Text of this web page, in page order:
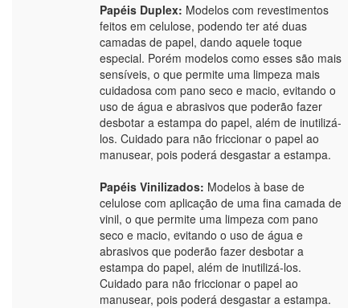
Papéis Duplex: Modelos com revestimentos
feitos em celulose, podendo ter até duas
camadas de papel, dando aquele toque
especial. Porém modelos como esses são mais
sensíveis, o que permite uma limpeza mais
cuidadosa com pano seco e macio, evitando o
uso de água e abrasivos que poderão fazer
desbotar a estampa do papel, além de inutilizá-
los. Cuidado para não friccionar o papel ao
manusear, pois poderá desgastar a estampa.
Papéis Vinilizados: Modelos à base de
celulose com aplicação de uma fina camada de
vinil, o que permite uma limpeza com pano
seco e macio, evitando o uso de água e
abrasivos que poderão fazer desbotar a
estampa do papel, além de inutilizá-los.
Cuidado para não friccionar o papel ao
manusear, pois poderá desgastar a estampa.